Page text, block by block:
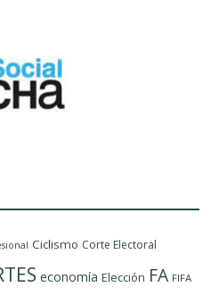
Ciclismo Corte Electoral
economía Elección FA FIFA